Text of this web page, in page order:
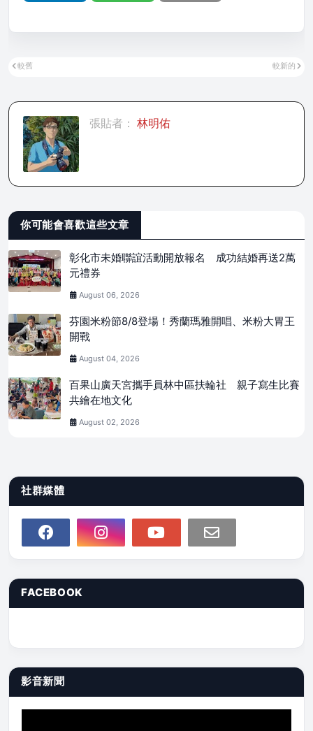
較新的
較舊
張貼者： 林明佑
你可能會喜歡這些文章
彰化市未婚聯誼活動開放報名 成功結婚再送2萬
元禮券
August 06, 2026
芬園米粉節8/8登場！秀蘭瑪雅開唱、米粉大胃王
開戰
August 04, 2026
百果山廣天宮攜手員林中區扶輪社 親子寫生比賽
共繪在地文化
August 02, 2026
社群媒體
FACEBOOK
影音新聞